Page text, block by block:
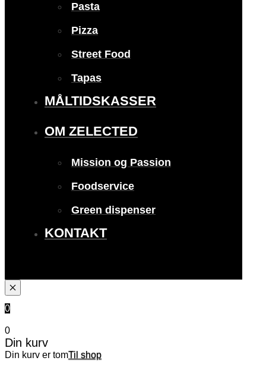
Pasta
Pizza
Street Food
Tapas
MÅLTIDSKASSER
OM ZELECTED
Mission og Passion
Foodservice
Green dispenser
KONTAKT
0
0
Din kurv
Din kurv er tomTil shop